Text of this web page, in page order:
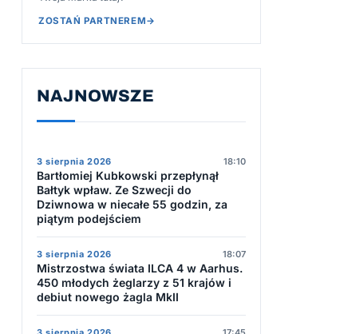
ZOSTAŃ PARTNEREM→
NAJNOWSZE
3 sierpnia 2026 18:10
Bartłomiej Kubkowski przepłynął
Bałtyk wpław. Ze Szwecji do
Dziwnowa w niecałe 55 godzin, za
piątym podejściem
3 sierpnia 2026 18:07
Mistrzostwa świata ILCA 4 w Aarhus.
450 młodych żeglarzy z 51 krajów i
debiut nowego żagla MkII